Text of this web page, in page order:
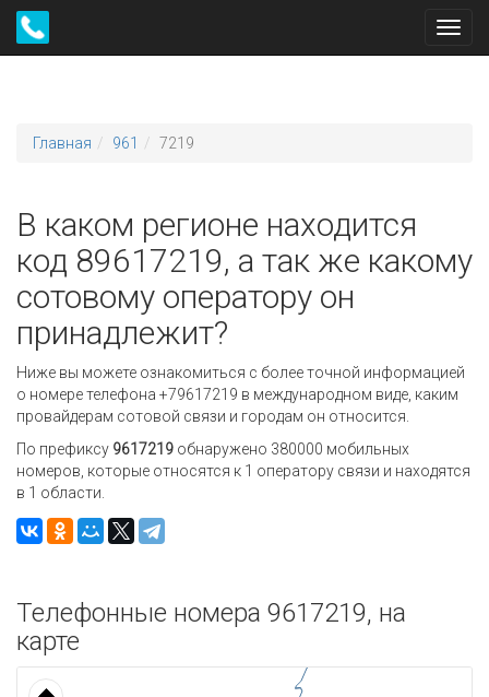
Главная 961 7219
В каком регионе находится
код 89617219, а так же какому
сотовому оператору он
принадлежит?
Ниже вы можете ознакомиться с более точной информацией
о номере телефона +79617219 в международном виде, каким
провайдерам сотовой связи и городам он относится.
По префиксу 9617219 обнаружено 380000 мобильных
номеров, которые относятся к 1 оператору связи и находятся
в 1 области.
Телефонные номера 9617219, на
карте